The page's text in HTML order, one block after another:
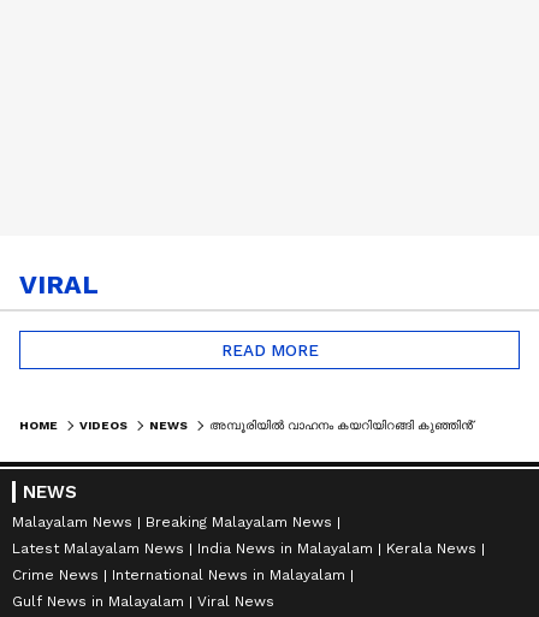
VIRAL
READ MORE
HOME VIDEOS NEWS അമ്പൂരിയിൽ വാഹനം കയറിയിറങ്ങി കുഞ്ഞിൻ്റെ ദാരുണ മരണം; വാഹനം നീങ്ങാൻ കാരണം ഹാൻഡ് ബ്രേക്ക് തകരാ‍‍ർ
NEWS
Malayalam News
Breaking Malayalam News
Latest Malayalam News
India News in Malayalam
Kerala News
Crime News
International News in Malayalam
Gulf News in Malayalam
Viral News